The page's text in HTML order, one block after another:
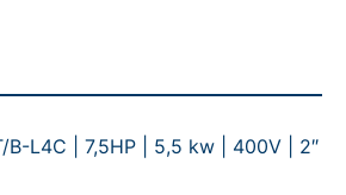
B-L4C | 7,5HP | 5,5 kw | 400V | 2″